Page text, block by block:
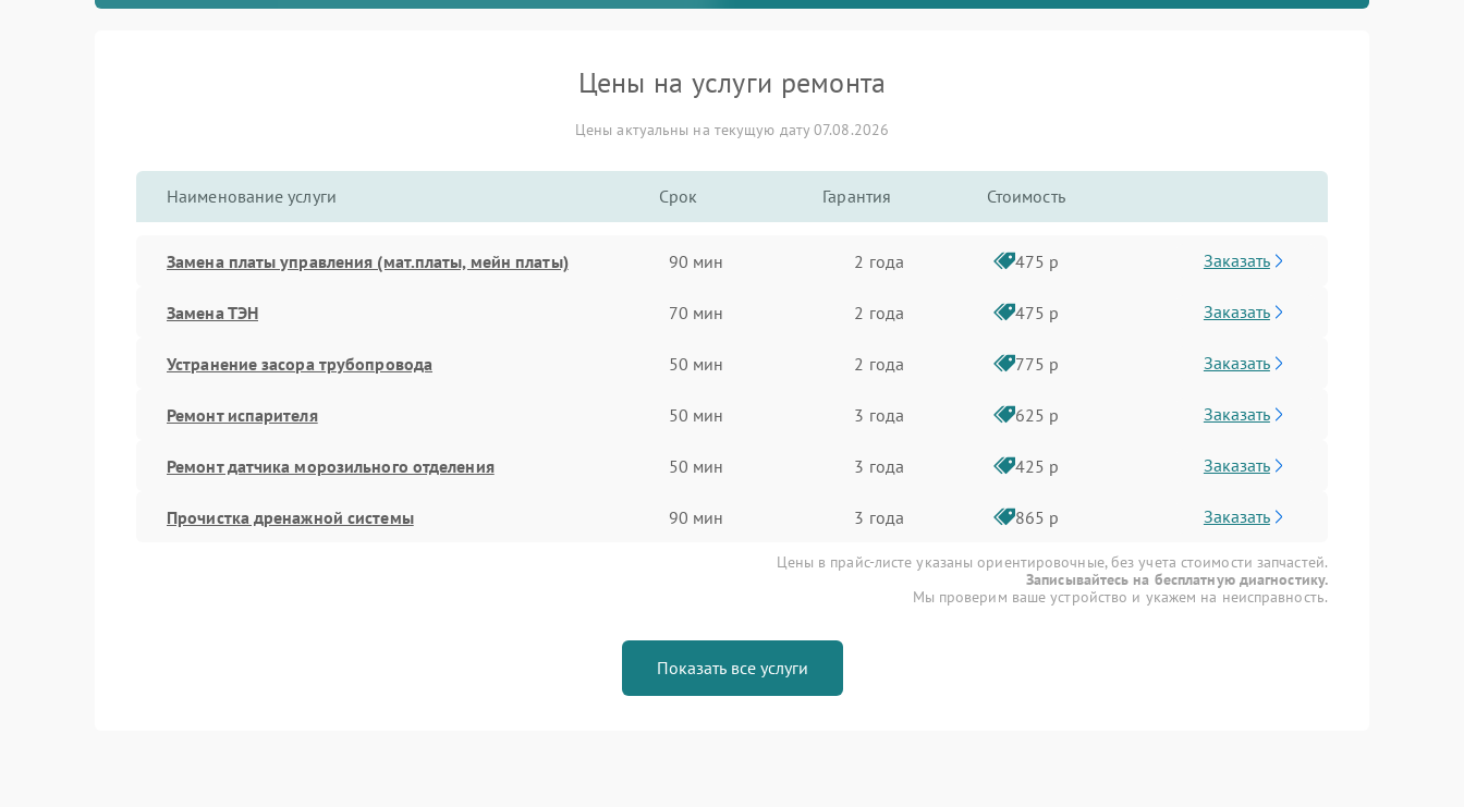
Цены на услуги ремонта
Цены актуальны на текущую дату 07.08.2026
Наименование услуги Срок Гарантия Стоимость
Замена платы управления (мат.платы, мейн платы) 90 мин 2 года 475 р Заказать
Замена ТЭН 70 мин 2 года 475 р Заказать
Устранение засора трубопровода 50 мин 2 года 775 р Заказать
Ремонт испарителя 50 мин 3 года 625 р Заказать
Ремонт датчика морозильного отделения 50 мин 3 года 425 р Заказать
Прочистка дренажной системы 90 мин 3 года 865 р Заказать
Цены в прайс-листе указаны ориентировочные, без учета стоимости запчастей.
Записывайтесь на бесплатную диагностику.
Мы проверим ваше устройство и укажем на неисправность.
Показать все услуги